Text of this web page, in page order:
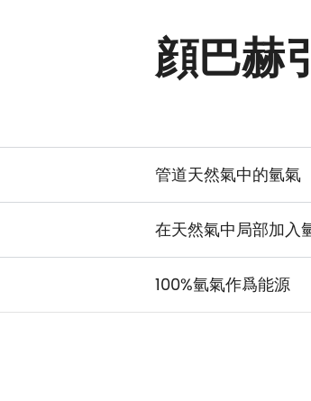
顔巴赫
管道天然氣中的氫氣
在天然氣中局部加入
100%氫氣作爲能源